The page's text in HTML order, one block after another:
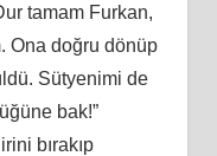
tamam Furkan,
Ona doğru dönüp
Sütyenimi de
bak!”
bırakıp